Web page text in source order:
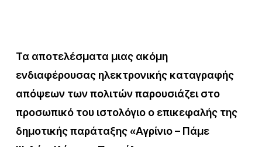
Τα αποτελέσματα μιας ακόμη
ενδιαφέρουσας ηλεκτρονικής καταγραφής
απόψεων των πολιτών παρουσιάζει στο
προσωπικό του ιστολόγιο ο επικεφαλής της
δημοτικής παράταξης «Αγρίνιο – Πάμε